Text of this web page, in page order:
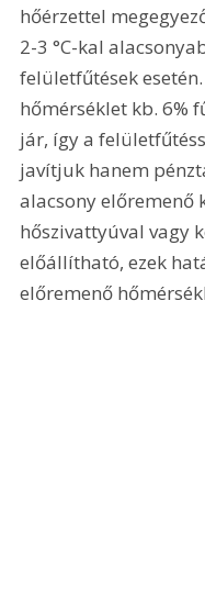
hőérzettel
2-3 °C-kal
felületfűtések
hőmérséklet kb. 6%
jár, így a
javítjuk hanem
alacsony előremenő
hőszivattyúval vagy
előállítható, ezek
előremenő